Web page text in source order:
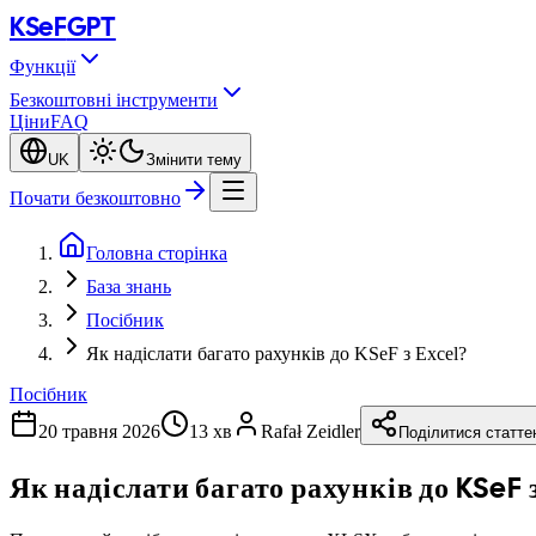
KSeFGPT
Функції
Безкоштовні інструменти
ЦіниFAQ
UK Змінити тему
Почати безкоштовно
Головна сторінка
База знань
Посібник
Як надіслати багато рахунків до KSeF з Excel?
Посібник
20 травня 2026
13 хв Rafał Zeidler Поділитися
Як надіслати багато рахунків до KSeF